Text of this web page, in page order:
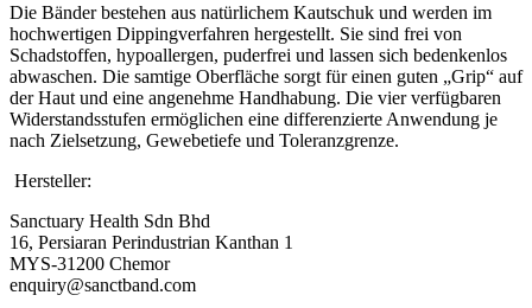
Die Bänder bestehen aus natürlichem Kautschuk und werden im
hochwertigen Dippingverfahren hergestellt. Sie sind frei von
Schadstoffen, hypoallergen, puderfrei und lassen sich bedenkenlos
abwaschen. Die samtige Oberfläche sorgt für einen guten „Grip“ auf
der Haut und eine angenehme Handhabung. Die vier verfügbaren
Widerstandsstufen ermöglichen eine differenzierte Anwendung je
nach Zielsetzung, Gewebetiefe und Toleranzgrenze.
Hersteller:
Sanctuary Health Sdn Bhd
16, Persiaran Perindustrian Kanthan 1
MYS-31200 Chemor
enquiry@sanctband.com